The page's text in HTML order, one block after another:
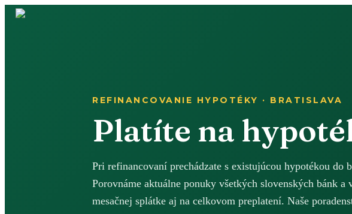
REFINANCOVANIE HYPOTÉKY · BRATISLAVA
Platíte na
Pri refinancovaní prechádzate s existujúcou hypotékou do
Porovnáme aktuálne ponuky všetkých slovenských bánk
mesačnej splátke aj na celkovom preplatení. Naše